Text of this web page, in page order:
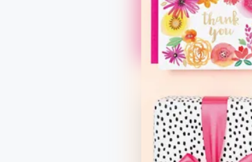
テクノロジー・ガジェット
映像・映画
ビジネス・起業
まちづくり・地域活性化